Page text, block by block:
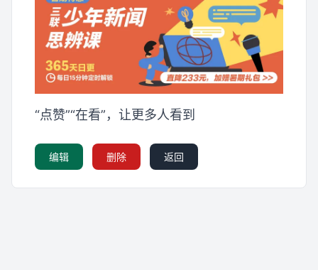
“点赞”“在看”，让更多人看到
编辑 删除 返回